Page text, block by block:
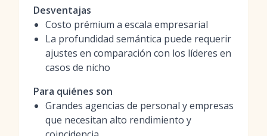
Desventajas
Costo prémium a escala empresarial
La profundidad semántica puede requerir
ajustes en comparación con los líderes en
casos de nicho
Para quiénes son
Grandes agencias de personal y empresas
que necesitan alto rendimiento y